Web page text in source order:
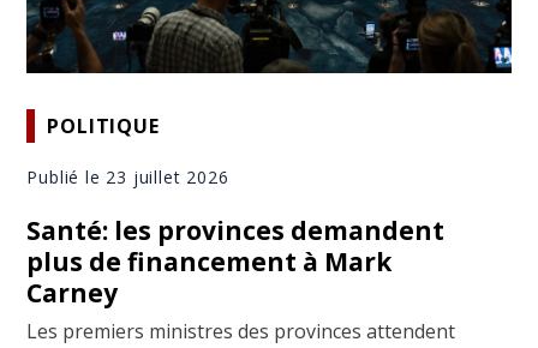
POLITIQUE
Publié le 23 juillet 2026
Santé: les provinces demandent
plus de financement à Mark
Carney
Les premiers ministres des provinces attendent